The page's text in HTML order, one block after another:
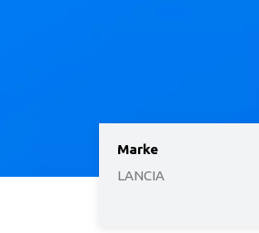
Marke
LANCIA